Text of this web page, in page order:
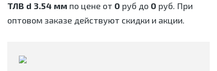
ТЛВ d 3.54 мм по цене от 0 руб до 0 руб. При
оптовом заказе действуют скидки и акции.